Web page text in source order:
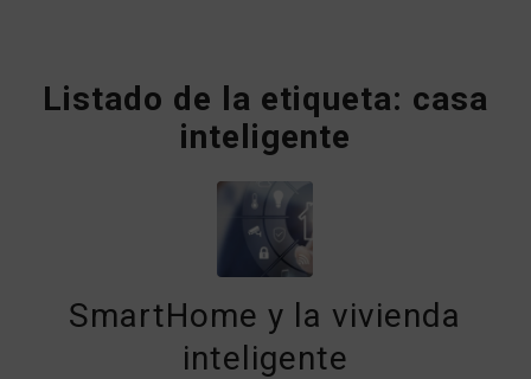
Listado de la etiqueta: casa
inteligente
SmartHome y la vivienda
inteligente